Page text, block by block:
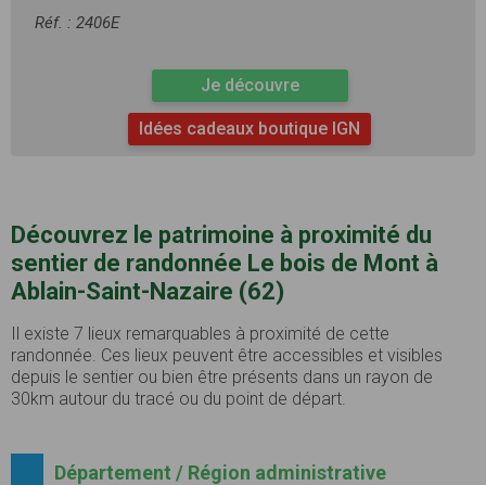
Réf. : 2406E
Je découvre
Idées cadeaux boutique IGN
Découvrez le patrimoine à proximité du
sentier de randonnée Le bois de Mont à
Ablain-Saint-Nazaire (62)
Il existe 7 lieux remarquables à proximité de cette
randonnée. Ces lieux peuvent être accessibles et visibles
depuis le sentier ou bien être présents dans un rayon de
30km autour du tracé ou du point de départ.
Département / Région administrative